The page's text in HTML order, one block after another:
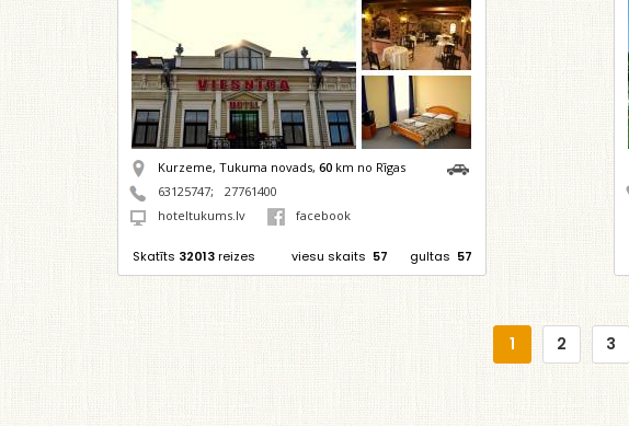
Kurzeme, Tukuma novads, 60km no Rīgas
63125747;
27761400
hoteltukums.lv
facebook
Skatīts 32013reizes gultas 57
viesu skaits 57
1 2 3